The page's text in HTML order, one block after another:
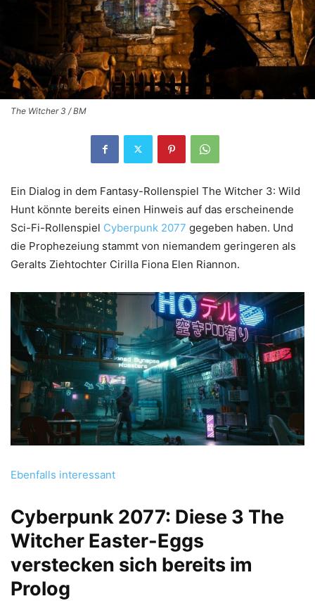
The Witcher 3 / BM
Ein Dialog in dem Fantasy-Rollenspiel The Witcher 3: Wild
Hunt könnte bereits einen Hinweis auf das erscheinende
Sci-Fi-Rollenspiel Cyberpunk 2077 gegeben haben. Und
die Prophezeiung stammt von niemandem geringeren als
Geralts Ziehtochter Cirilla Fiona Elen Riannon.
Ebenfalls interessant
Cyberpunk 2077: Diese 3 The
Witcher Easter-Eggs
verstecken sich bereits im
Prolog